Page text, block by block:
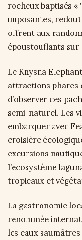
rocheux baptisés «
imposantes,
offrent aux
époustouflants sur
Le Knysna
attractions phares
d’observer ces
semi-naturel. Les
embarquer avec
croisière
excursions
l’écosystème
tropicaux et
La gastronomie
renommée
les eaux